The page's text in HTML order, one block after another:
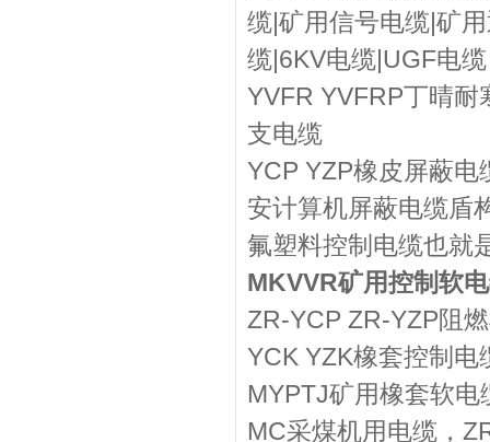
缆|矿用信号电缆|矿
缆|6KV电缆|UGF电缆
YVFR YVFRP丁晴
支电缆
YCP YZP橡皮屏蔽电
安计算机屏蔽电缆盾
氟塑料控制电缆也就
MKVVR矿用控制软
ZR-YCP ZR-YZP阻
YCK YZK橡套控制
MYPTJ矿用橡套软
MC采煤机用电缆，